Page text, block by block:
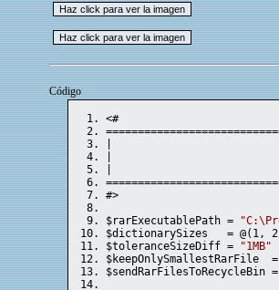
Código
<#
#>
$rarExecutablePath =
$dictionarySizes   = @(1,
$toleranceSizeDiff =
"1MB"
$keepOnlySmallestRarFile
$sendRarFilesToRecycleBin